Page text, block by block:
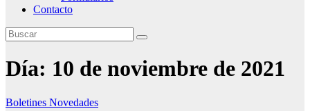
Contacto
Día: 10 de noviembre de 2021
Boletines Novedades